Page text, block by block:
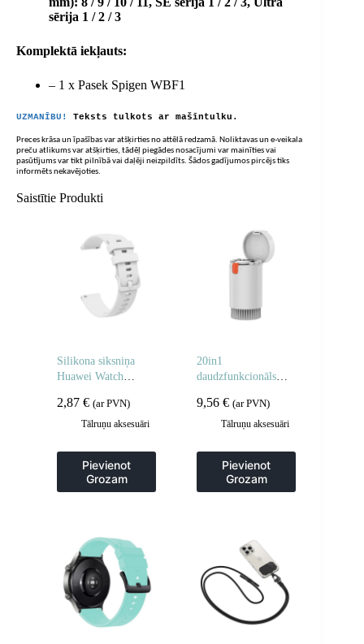
sērija 1 / 2 / 3
Komplektā iekļauts:
– 1 x Pasek Spigen WBF1
UZMANĪBU! Teksts tulkots ar mašīntulku.
Preces krāsa un īpašības var atšķirties no attēlā redzamā. Noliktavas un e-veikala
preču atlikums var atšķirties, tādēļ piegādes nosacījumi var mainīties vai
pasūtījums var tikt pilnībā vai daļēji neizpildīts. Šādos gadījumos pircējs tiks
informēts nekavējoties.
Saistītie Produkti
Silikona siksniņa
Huawei Watch
viedpulkstenim –
2,87 € (ar PVN)
Tālruņu aksesuāri
Pievienot
Grozam
20in1
daudzfunkcionāls
tālruņiem, austiņām,
tastatūrām, ekrāniem
9,56€ (ar PVN)
Tālruņu aksesuāri
Pievienot
Grozam